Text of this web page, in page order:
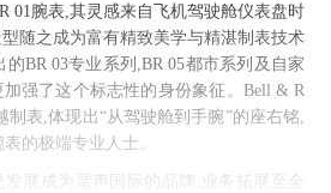
01腕表,其灵感来自飞机驾驶舱仪表盘时
随之成为富有精致美学与精湛制表技术
BR 03专业系列,BR 05都市系列及自家
强了这个标志性的身份象征。Bell & R
制表,体现出“从驾驶舱到手腕”的座右铭,
的极端专业人士。
发展成为蜚声国际的品牌,业务拓展至全